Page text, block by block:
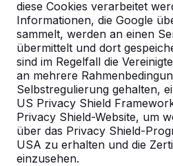
diese Cookies verarbeitet
Informationen, die Google
sammelt, werden an einen
übermittelt und dort
sind im Regelfall die
an mehrere
Selbstregulierung gehalten,
US Privacy Shield
Privacy Shield-Website, um
über das Privacy Shield-
USA zu erhalten und die
einzusehen.
nicht einsinkt?
Wie schwer sind die
Bänke aus Beton?
Welche Vorteile hat
aus Beton für Tische
HeBlad?